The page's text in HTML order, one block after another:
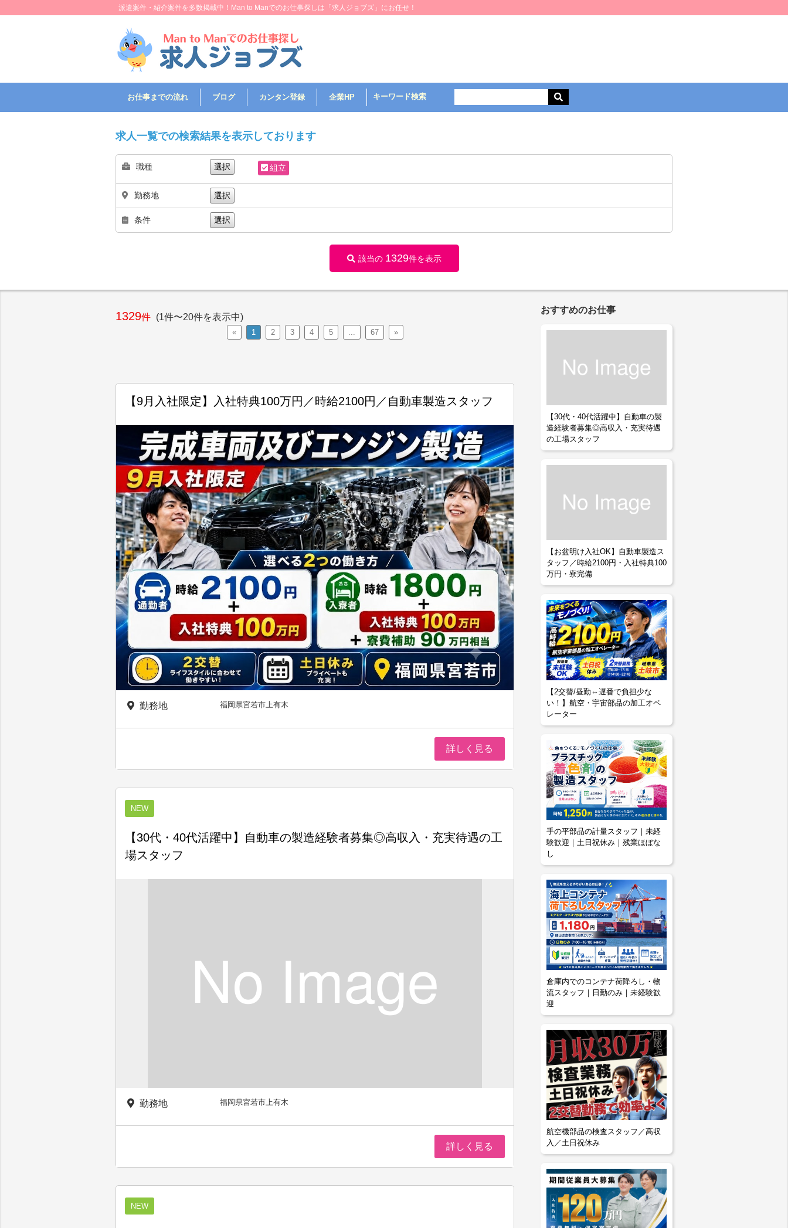
派遣案件・紹介案件を多数掲載中！Man to Manでのお仕事探しは「求人ジョブズ」にお任せ！
お仕事までの流れ ブログ カンタン登録 企業HP キーワード検索
求人一覧での検索結果を表示しております
職種 選択 組立
勤務地 選択
条件 選択
該当の 1329件を表示
1329件 (1件〜20件を表示中)
« 1 2 3 4 5 ... 67 »
【9月入社限定】入社特典100万円／時給2100円／自動車製造スタッフ
勤務地 福岡県宮若市上有木
詳しく見る
NEW
【30代・40代活躍中】自動車の製造経験者募集◎高収入・充実待遇の工
場スタッフ
勤務地 福岡県宮若市上有木
詳しく見る
NEW
おすすめのお仕事
【30代・40代活躍中】自動車の製
造経験者募集◎高収入・充実待遇
の工場スタッフ
【お盆明け入社OK】自動車製造ス
タッフ／時給2100円・入社特典100
万円・寮完備
【2交替/昼勤⇔遅番で負担少な
い！】航空・宇宙部品の加工オペ
レーター
手の平部品の計量スタッフ｜未経
験歓迎｜土日祝休み｜残業ほぼな
し
倉庫内でのコンテナ荷降ろし・物
流スタッフ｜日勤のみ｜未経験歓
迎
航空機部品の検査スタッフ／高収
入／土日祝休み